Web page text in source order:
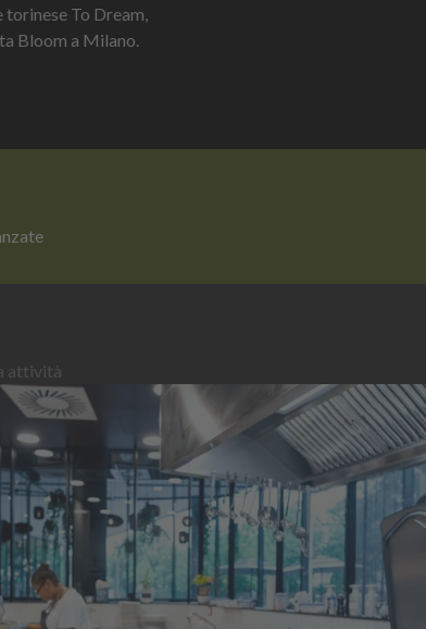
torinese To Dream,
Bloom a Milano.
attività